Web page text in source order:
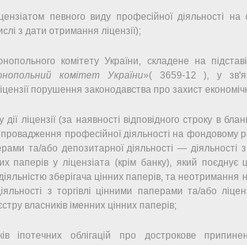
певного виду професійної діяльності
з дати отримання ліцензії);
комітету України, складене на
комітет України»( 3659-12 ), у
порушення законодавства про захист
дії ліцензії (за наявності відповідного строку в
професійної діяльності на фондовому
та/або депозитарної діяльності — діяльності
паперів у ліцензіата (крім банку), який поєднує
зберігача цінних паперів, та неотримання
з торгівлі цінними паперами та/або
власників іменних цінних паперів;
іпотечних облігацій про дострокове